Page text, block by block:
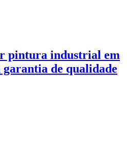
pintura industrial em
garantia de qualidade